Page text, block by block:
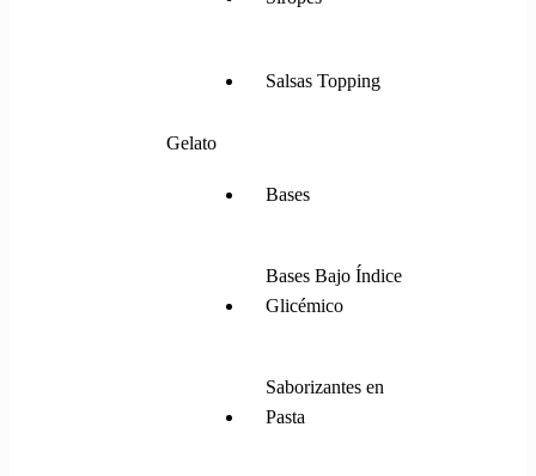
Salsas Topping
Gelato
Bases
Bases Bajo Índice
Glicémico
Saborizantes en
Pasta